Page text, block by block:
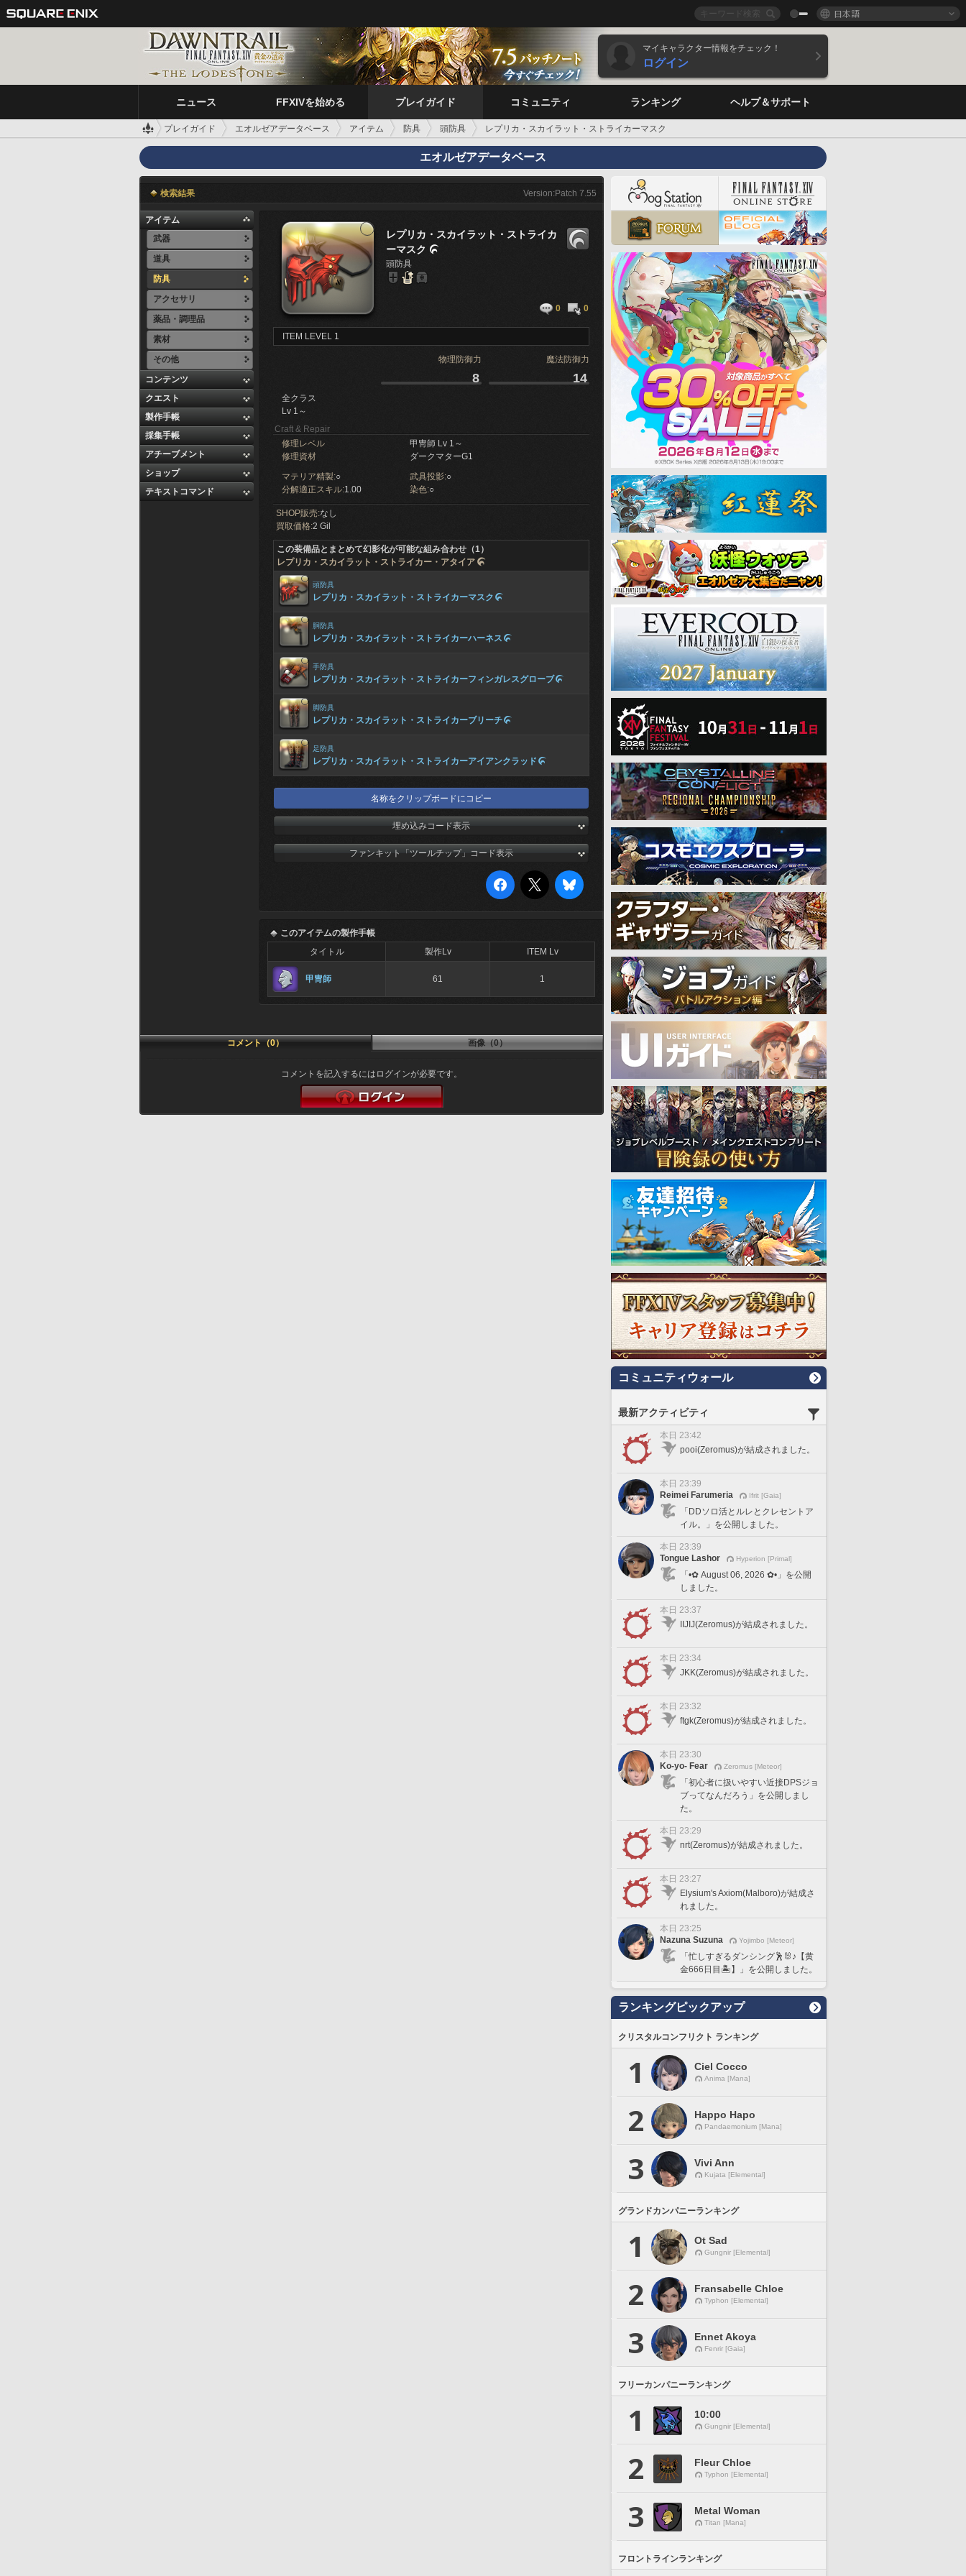
日本語
マイキャラクター情報をチェック！
ログイン
ニュース FFXIVを始める プレイガイド コミュニティ ランキング ヘルプ＆サポート
プレイガイド エオルゼアデータベース アイテム 防具 頭防具 レプリカ・スカイラット・ストライカーマスク
エオルゼアデータベース
検索結果 Version:Patch 7.55
アイテム
武器
道具
防具
アクセサリ
薬品・調理品
素材
その他
コンテンツ
クエスト
製作手帳
採集手帳
アチーブメント
ショップ
テキストコマンド
レプリカ・スカイラット・ストライカ
ーマスク 
頭防具
0 0
ITEM LEVEL 1
物理防御力 魔法防御力
8 14
全クラス
Lv 1～
Craft & Repair
修理レベル
甲冑師 Lv 1～
修理資材
ダークマターG1
マテリア精製:○ 武具投影:○
分解適正スキル:1.00 染色:○
SHOP販売:なし
買取価格:2 Gil
この装備品とまとめて幻影化が可能な組み合わせ（1）
レプリカ・スカイラット・ストライカー・アタイア 
頭防具
レプリカ・スカイラット・ストライカーマスク 
胴防具
レプリカ・スカイラット・ストライカーハーネス 
手防具
レプリカ・スカイラット・ストライカーフィンガレスグローブ
脚防具
レプリカ・スカイラット・ストライカーブリーチ
足防具
レプリカ・スカイラット・ストライカーアイアンクラッド 
名称をクリップボードにコピー
埋め込みコード表示
ファンキット「ツールチップ」コード表示
このアイテムの製作手帳
タイトル
製作Lv ITEM Lv
甲冑師 61 1
コメント（0） 画像（0）
コメントを記入するにはログインが必要です。
コミュニティウォール
最新アクティビティ
本日 23:42
pooi(Zeromus)が結成されました。
本日 23:39
Reimei Farumeria
Ifrit [Gaia]
「DDソロ活とルレとクレセントア
イル。」を公開しました。
本日 23:39
Tongue Lashor
Hyperion [Primal]
「•✿ August 06, 2026 ✿•」を公開
しました。
本日 23:37
IIJIJ(Zeromus)が結成されました。
本日 23:34
JKK(Zeromus)が結成されました。
本日 23:32
ftgk(Zeromus)が結成されました。
本日 23:30
Ko-yo- Fear
Zeromus [Meteor]
「初心者に扱いやすい近接DPSジョ
ブってなんだろう」を公開しまし
た。
本日 23:29
nrt(Zeromus)が結成されました。
本日 23:27
Elysium's Axiom(Malboro)が結成さ
れました。
本日 23:25
Nazuna Suzuna
Yojimbo [Meteor]
「忙しすぎるダンシング🕺🐰♪【黄
金666日目🏝️】」を公開しました。
ランキングピックアップ
クリスタルコンフリクト ランキング
1 Ciel Cocco
Anima [Mana]
2 Happo Hapo
Pandaemonium [Mana]
3 Vivi Ann
Kujata [Elemental]
グランドカンパニーランキング
1 Ot Sad
Gungnir [Elemental]
2 Fransabelle Chloe
Typhon [Elemental]
3 Ennet Akoya
Fenrir [Gaia]
フリーカンパニーランキング
1 10:00
Gungnir [Elemental]
2 Fleur Chloe
Typhon [Elemental]
3 Metal Woman
Titan [Mana]
フロントラインランキング